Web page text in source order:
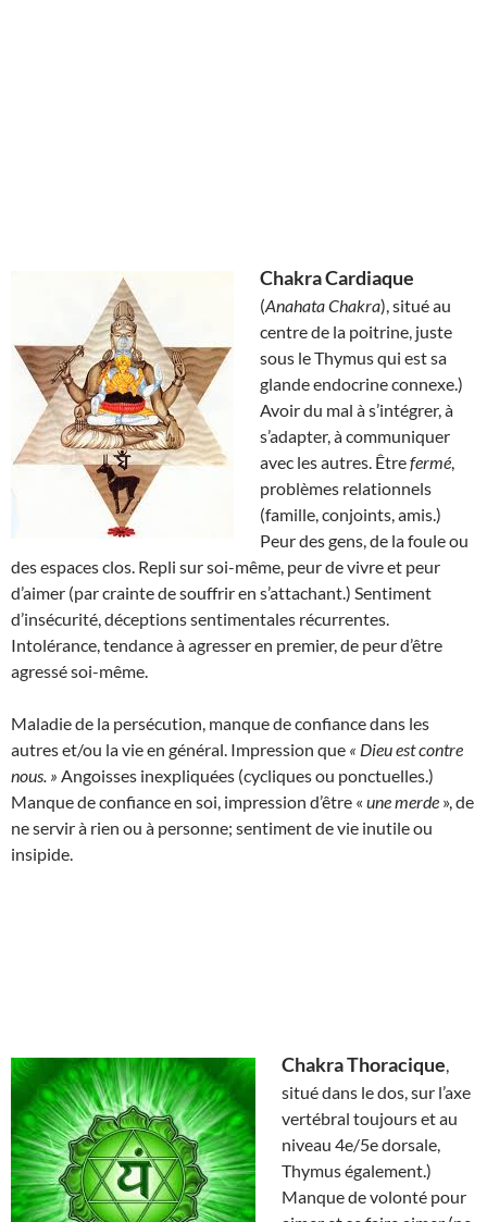
Chakra Cardiaque
(Anahata Chakra), situé au
centre de la poitrine, juste
sous le Thymus qui est sa
glande endocrine connexe.)
Avoir du mal à s’intégrer, à
s’adapter, à communiquer
avec les autres. Êtrefermé,
problèmes relationnels
(famille, conjoints, amis.)
Peur des gens, de la foule ou
des espaces clos. Repli sur soi-même, peur de vivre et peur
d’aimer (par crainte de souffrir en s’attachant.) Sentiment
d’insécurité, déceptions sentimentales récurrentes.
Intolérance, tendance à agresser en premier, de peur d’être
agressé soi-même.
Maladie de la persécution, manque de confiance dans les
autres et/ou la vie en général. Impression que « Dieu est contre
nous. » Angoisses inexpliquées (cycliques ou ponctuelles.)
Manque de confiance en soi, impression d’être « une merde », de
ne servir à rien ou à personne; sentiment de vie inutile ou
insipide.
Chakra Thoracique,
situé dans le dos, sur l’axe
vertébral toujours et au
niveau 4e/5e dorsale,
Thymus également.)
Manque de volonté pour